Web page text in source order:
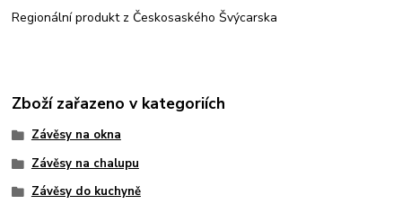
Regionální produkt z Českosaského Švýcarska
Zboží zařazeno v kategoriích
Závěsy na okna
Závěsy na chalupu
Závěsy do kuchyně